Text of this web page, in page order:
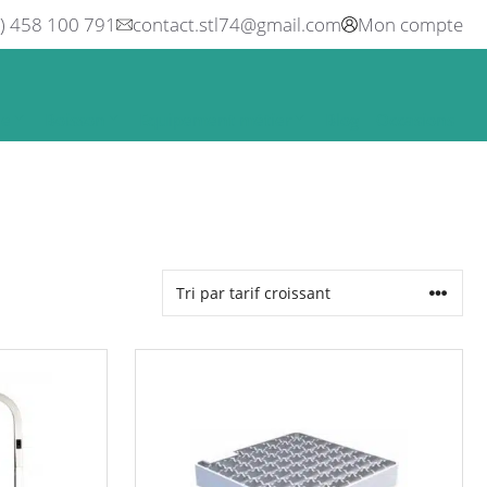
458 100 791 contact.stl74@gmail.com Mon compte